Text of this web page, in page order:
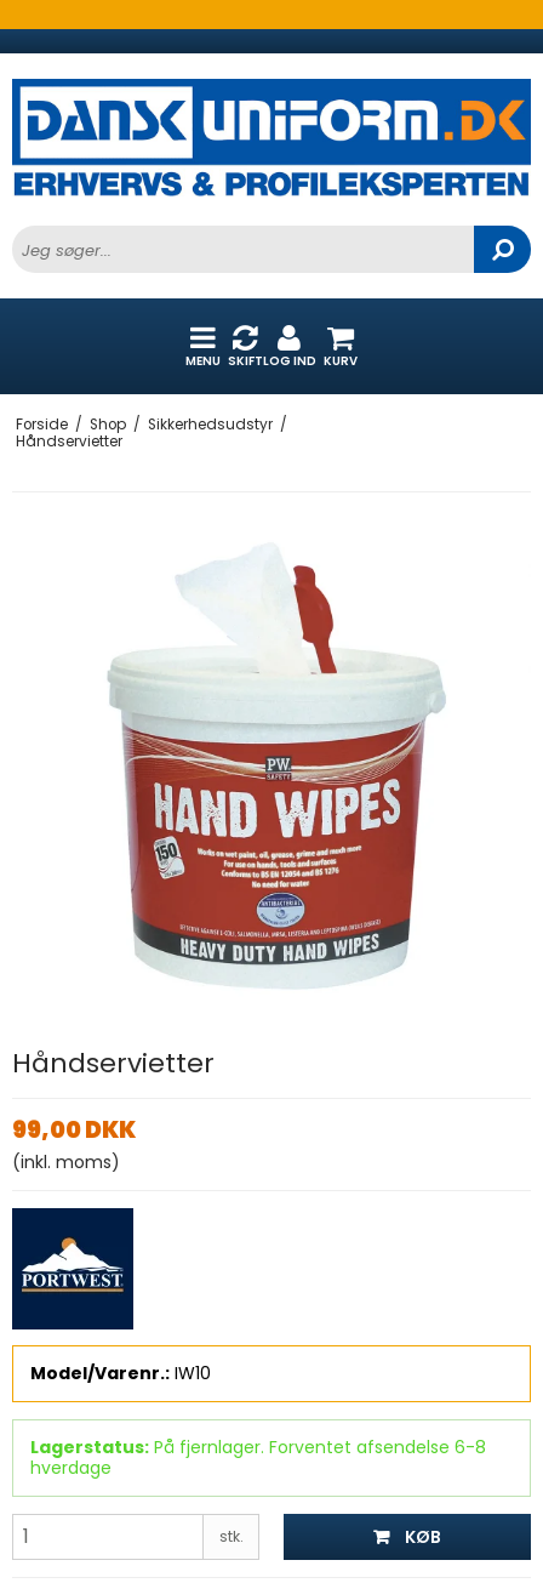
MENU SKIFTLOG IND KURV
Forside / Shop / Sikkerhedsudstyr /
Håndservietter
Håndservietter
99,00 DKK
(inkl. moms)
Model/Varenr.: IW10
Lagerstatus: På fjernlager. Forventet afsendelse 6-8
hverdage
stk. KØB